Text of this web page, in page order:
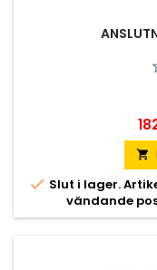

 Slut i lager.
vändande